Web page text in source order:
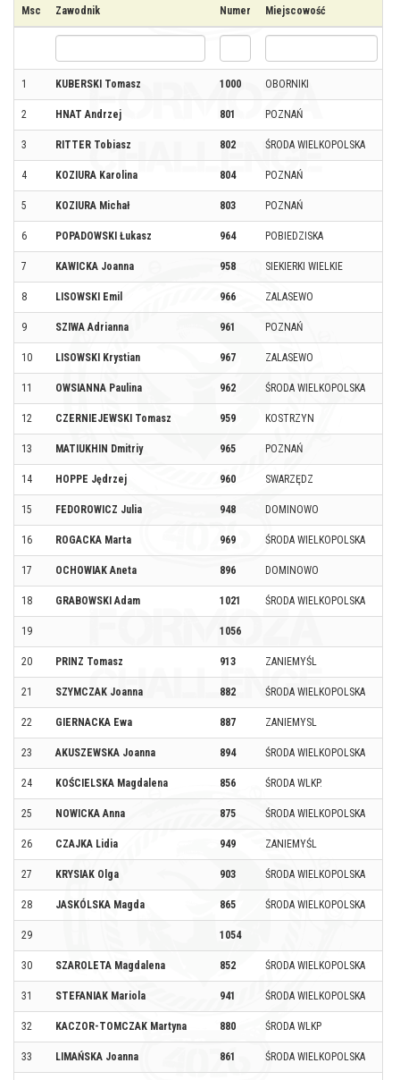
Msc Zawodnik Numer Miejscowość
1 KUBERSKI Tomasz 1000 OBORNIKI
2 HNAT Andrzej 801 POZNAŃ
3 RITTER Tobiasz 802 ŚRODA WIELKOPOLSKA
4 KOZIURA Karolina 804 POZNAŃ
5 KOZIURA Michał 803 POZNAŃ
6 POPADOWSKI Łukasz 964 POBIEDZISKA
7 KAWICKA Joanna 958 SIEKIERKI WIELKIE
8 LISOWSKI Emil 966 ZALASEWO
9 SZIWA Adrianna 961 POZNAŃ
10 LISOWSKI Krystian 967 ZALASEWO
11 OWSIANNA Paulina 962 ŚRODA WIELKOPOLSKA
12 CZERNIEJEWSKI Tomasz 959 KOSTRZYN
13 MATIUKHIN Dmitriy 965 POZNAŃ
14 HOPPE Jędrzej 960 SWARZĘDZ
15 FEDOROWICZ Julia 948 DOMINOWO
16 ROGACKA Marta 969 ŚRODA WIELKOPOLSKA
17 OCHOWIAK Aneta 896 DOMINOWO
18 GRABOWSKI Adam 1021 ŚRODA WIELKOPOLSKA
19 1056
20 PRINZ Tomasz 913 ZANIEMYŚL
21 SZYMCZAK Joanna 882 ŚRODA WIELKOPOLSKA
22 GIERNACKA Ewa 887 ZANIEMYSL
23 AKUSZEWSKA Joanna 894 ŚRODA WIELKOPOLSKA
24 KOŚCIELSKA Magdalena 856 ŚRODA WLKP.
25 NOWICKA Anna 875 ŚRODA WIELKOPOLSKA
26 CZAJKA Lidia 949 ZANIEMYŚL
27 KRYSIAK Olga 903 ŚRODA WIELKOPOLSKA
28 JASKÓLSKA Magda 865 ŚRODA WIELKOPOLSKA
29 1054
30 SZAROLETA Magdalena 852 ŚRODA WIELKOPOLSKA
31 STEFANIAK Mariola 941 ŚRODA WIELKOPOLSKA
32 KACZOR-TOMCZAK Martyna 880 ŚRODA WLKP
33 LIMAŃSKA Joanna 861 ŚRODA WIELKOPOLSKA